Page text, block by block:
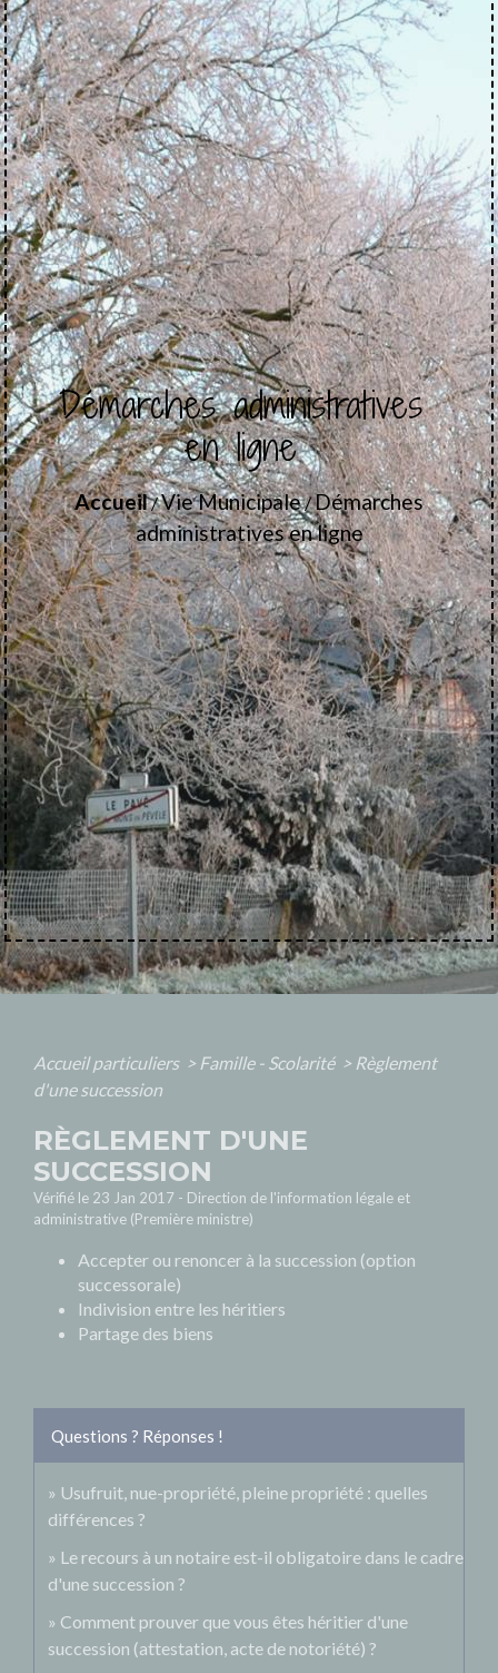
Démarches administratives
en ligne
Accueil/Vie Municipale/Démarches
administratives en ligne
Accueil particuliers > Famille - Scolarité > Règlement
d'une succession
RÈGLEMENT D'UNE
SUCCESSION
Vérifié le 23 Jan 2017 - Direction de l'information légale et
administrative (Première ministre)
Accepter ou renoncer à la succession (option
successorale)
Indivision entre les héritiers
Partage des biens
Questions ? Réponses !
Usufruit, nue-propriété, pleine propriété : quelles
différences ?
Le recours à un notaire est-il obligatoire dans le cadre
d'une succession ?
Comment prouver que vous êtes héritier d'une
succession (attestation, acte de notoriété) ?